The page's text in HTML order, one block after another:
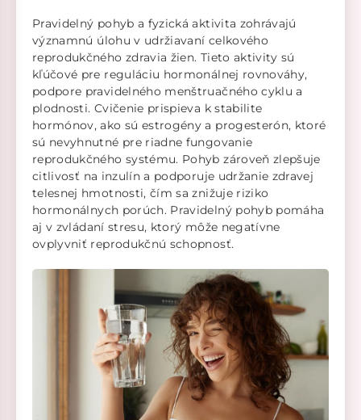
Pravidelný pohyb a fyzická aktivita zohrávajú
významnú úlohu v udržiavaní celkového
reprodukčného zdravia žien. Tieto aktivity sú
kľúčové pre reguláciu hormonálnej rovnováhy,
podpore pravidelného menštruačného cyklu a
plodnosti. Cvičenie prispieva k stabilite
hormónov, ako sú estrogény a progesterón, ktoré
sú nevyhnutné pre riadne fungovanie
reprodukčného systému. Pohyb zároveň zlepšuje
citlivosť na inzulín a podporuje udržanie zdravej
telesnej hmotnosti, čím sa znižuje riziko
hormonálnych porúch. Pravidelný pohyb pomáha
aj v zvládaní stresu, ktorý môže negatívne
ovplyvniť reprodukčnú schopnosť.